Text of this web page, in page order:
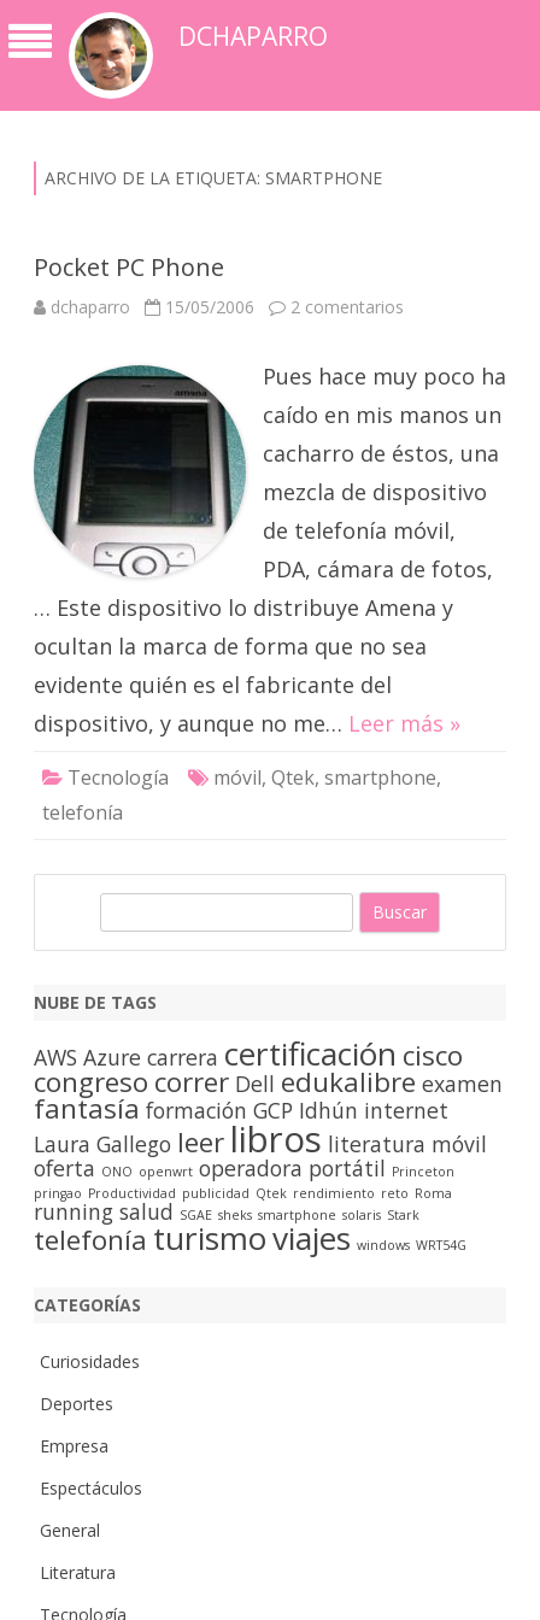
DCHAPARRO
ARCHIVO DE LA ETIQUETA: SMARTPHONE
Pocket PC Phone
dchaparro 15/05/2006 2 comentarios
Pues hace muy poco ha
caído en mis manos un
cacharro de éstos, una
mezcla de dispositivo
de telefonía móvil,
PDA, cámara de fotos,
… Este dispositivo lo distribuye Amena y
ocultan la marca de forma que no sea
evidente quién es el fabricante del
dispositivo, y aunque no me… Leer más »
Tecnología móvil, Qtek, smartphone,
telefonía
c
r
NUBE DE TAGS
AWS Azure carrera certificación cisco
congreso correr Dell edukalibre examen
fantasía formación GCP Idhún internet
Laura Gallego leer libros literatura móvil
oferta ONO openwrt operadora portátil Princeton
pringao Productividad publicidad Qtek rendimiento reto Roma
running salud SGAE sheks smartphone solaris Stark
telefonía turismoviajes windows WRT54G
CATEGORÍAS
Curiosidades
Deportes
Empresa
Espectáculos
General
Literatura
Tecnología